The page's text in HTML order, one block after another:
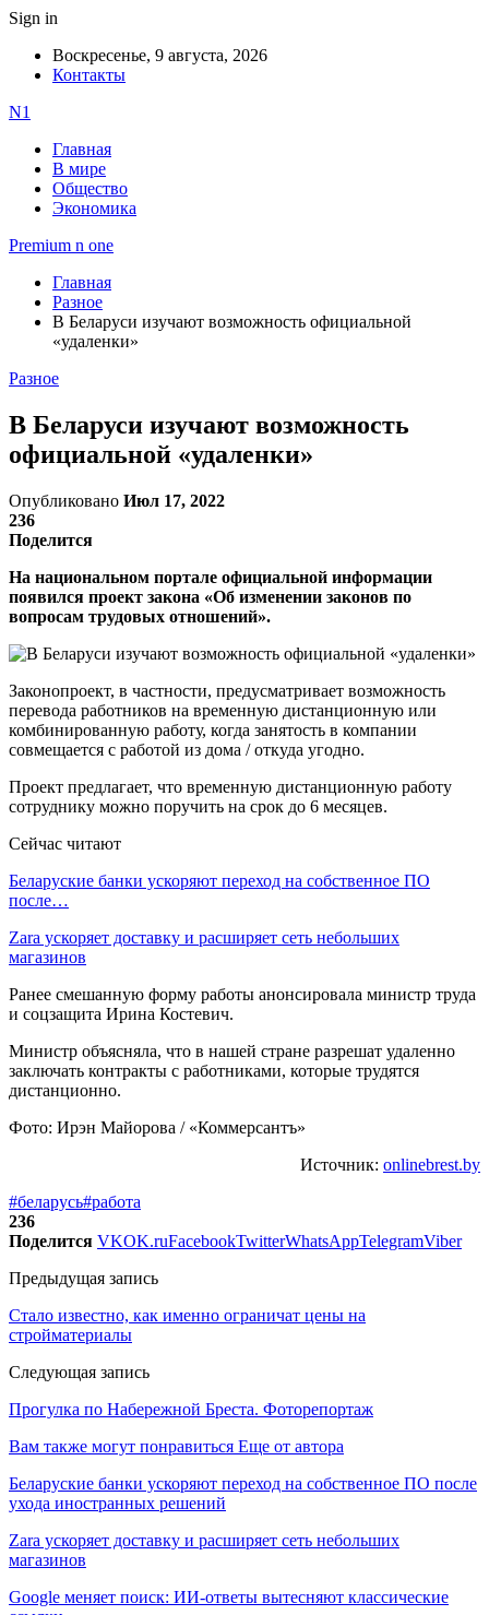
Sign in
Воскресенье, 9 августа, 2026
Контакты
N1
Главная
В мире
Общество
Экономика
Premium n one
Главная
Разное
В Беларуси изучают возможность официальной
«удаленки»
Разное
В Беларуси изучают возможность
официальной «удаленки»
Опубликовано Июл 17, 2022
236
Поделится
На национальном портале официальной информации
появился проект закона «Об изменении законов по
вопросам трудовых отношений».
Законопроект, в частности, предусматривает возможность
перевода работников на временную дистанционную или
комбинированную работу, когда занятость в компании
совмещается с работой из дома / откуда угодно.
Проект предлагает, что временную дистанционную работу
сотруднику можно поручить на срок до 6 месяцев.
Сейчас читают
Беларуские банки ускоряют переход на собственное ПО
после…
Zara ускоряет доставку и расширяет сеть небольших
магазинов
Ранее смешанную форму работы анонсировала министр труда
и соцзащита Ирина Костевич.
Министр объясняла, что в нашей стране разрешат удаленно
заключать контракты с работниками, которые трудятся
дистанционно.
Фото: Ирэн Майорова / «Коммерсантъ»
Источник: onlinebrest.by
#беларусь#работа
236
Поделится VKOK.ruFacebookTwitterWhatsAppTelegramViber
Предыдущая запись
Стало известно, как именно ограничат цены на
стройматериалы
Следующая запись
Прогулка по Набережной Бреста. Фоторепортаж
Вам также могут понравиться Еще от автора
Беларуские банки ускоряют переход на собственное ПО после
ухода иностранных решений
Zara ускоряет доставку и расширяет сеть небольших
магазинов
Google меняет поиск: ИИ-ответы вытесняют классические